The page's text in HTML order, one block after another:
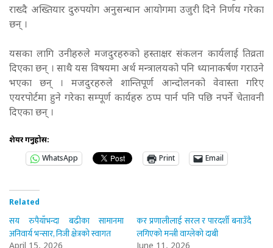
राख्दै अख्तियार दुरुपयोग अनुसन्धान आयोगमा उजुरी दिने निर्णय गरेका
छन् ।
यसका लागि उनीहरुले मजदुरहरुको हस्ताक्षर संकलन कार्यलाई तिव्रता
दिएका छन् । साथै यस विषयमा अर्थ मन्त्रालयको पनि ध्यानाकर्षण गराउने
भएका छन् । मजदुरहरुले शान्तिपूर्ण आन्दोलनको वेवास्ता गरिए
एयरपोर्टमा हुने गरेका सम्पूर्ण कार्यहरु ठप्प पार्न पनि पछि नपर्ने चेतावनी
दिएका छन् ।
शेयर गर्नुहोस:
WhatsApp
Print Email
Related
सय रुपैयाँभन्दा बढीका सामानमा
अनिवार्य भन्सार, निजी क्षेत्रको स्वागत
कर प्रणालीलाई सरल र पारदर्शी बनाउँदै
लगिएको मन्त्री वाग्लेको दाबी